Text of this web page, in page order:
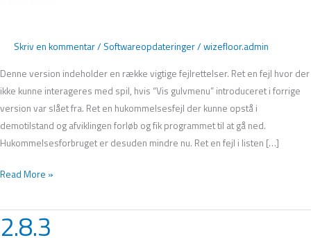
Skriv en kommentar/ Softwareopdateringer/ wizefloor.admin
Denne version indeholder en række vigtige fejlrettelser. Ret en fejl hvor der
ikke kunne interageres med spil, hvis “Vis gulvmenu” introduceret i forrige
version var slået fra. Ret en hukommelsesfejl der kunne opstå i
demotilstand og afviklingen forløb og fik programmet til at gå ned.
Hukommelsesforbruget er desuden mindre nu. Ret en fejl i listen […]
Read More »
2.8.3
2.8.3